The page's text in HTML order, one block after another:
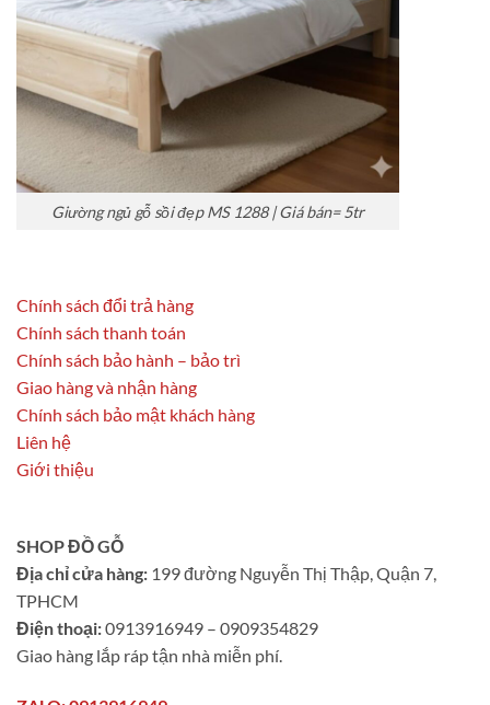
Giường ngủ gỗ sồi đẹp MS 1288 | Giá bán= 5tr
Chính sách đổi trả hàng
Chính sách thanh toán
Chính sách bảo hành – bảo trì
Giao hàng và nhận hàng
Chính sách bảo mật khách hàng
Liên hệ
Giới thiệu
SHOP ĐỒ GỖ
Địa chỉ cửa hàng: 199 đường Nguyễn Thị Thập, Quận 7,
TPHCM
Điện thoại:0913916949 – 0909354829
Giao hàng lắp ráp tận nhà miễn phí.